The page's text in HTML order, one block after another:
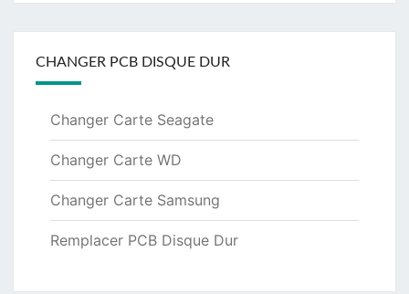
CHANGER PCB DISQUE DUR
Changer Carte Seagate
Changer Carte WD
Changer Carte Samsung
Remplacer PCB Disque Dur